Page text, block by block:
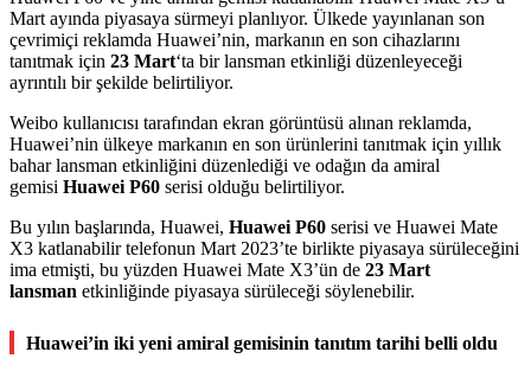
Mart ayında piyasaya sürmeyi planlıyor. Ülkede yayınlanan son
çevrimiçi reklamda Huawei’nin, markanın en son cihazlarını
tanıtmak için 23 Mart‘ta bir lansman etkinliği düzenleyeceği
ayrıntılı bir şekilde belirtiliyor.
Weibo kullanıcısı tarafından ekran görüntüsü alınan reklamda,
Huawei’nin ülkeye markanın en son ürünlerini tanıtmak için yıllık
bahar lansman etkinliğini düzenlediği ve odağın da amiral
gemisi Huawei P60 serisi olduğu belirtiliyor.
Bu yılın başlarında, Huawei, Huawei P60 serisi ve Huawei Mate
X3 katlanabilir telefonun Mart 2023’te birlikte piyasaya sürüleceğini
ima etmişti, bu yüzden Huawei Mate X3’ün de 23 Mart
lansman etkinliğinde piyasaya sürüleceği söylenebilir.
Huawei’in iki yeni amiral gemisinin tanıtım tarihi belli oldu